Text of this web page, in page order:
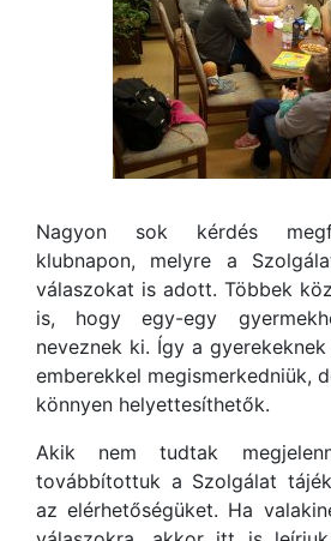
Nagyon sok kérdés
klubnapon, melyre a
válaszokat is adott. Többek
is, hogy egy-egy
neveznek ki. Így a
emberekkel megismerkedniük,
könnyen helyettesíthetők.
Akik nem tudtak
továbbítottuk a Szolgálat
az elérhetőségüket. Ha